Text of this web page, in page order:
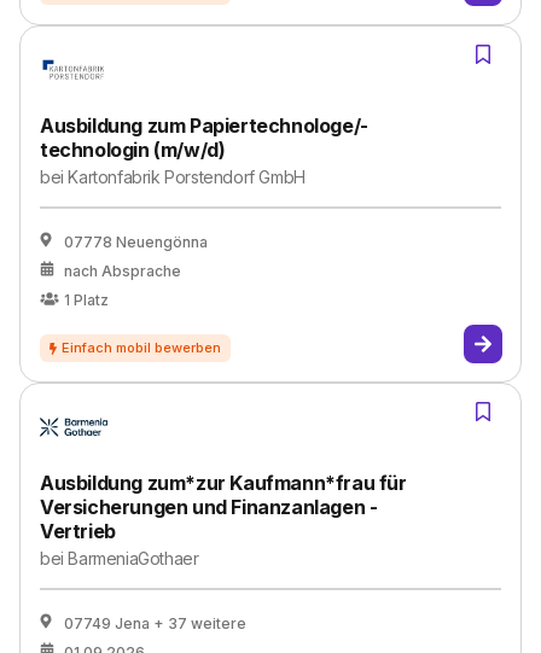
Ausbildung zum Papiertechnologe/-
technologin (m/w/d)
beiKartonfabrik Porstendorf GmbH
07778 Neuengönna
nach Absprache
1 Platz
Ausbildung zum*zur Kaufmann*frau für
Versicherungen und Finanzanlagen -
Vertrieb
beiBarmeniaGothaer
07749 Jena + 37 weitere